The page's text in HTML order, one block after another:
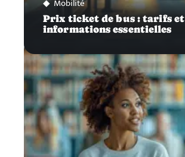
Mobilité
Prix ticket de bus : tarifs et
informations essentielles